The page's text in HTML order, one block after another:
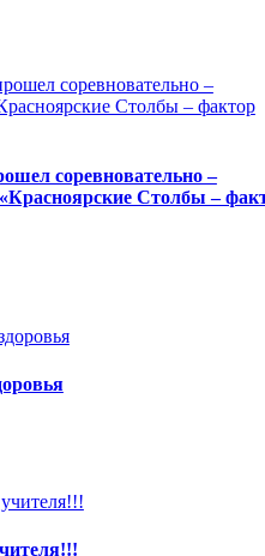
соревновательно –
Столбы –